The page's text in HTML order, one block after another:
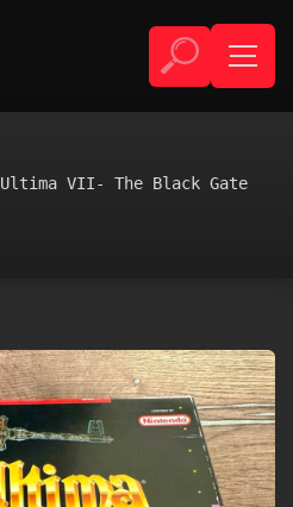
Ultima VII- The Black Gate